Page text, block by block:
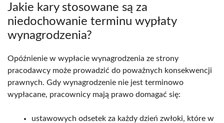
Jakie kary stosowane są za
niedochowanie terminu wypłaty
wynagrodzenia?
Opóźnienie w wypłacie wynagrodzenia ze strony
pracodawcy może prowadzić do poważnych konsekwencji
prawnych. Gdy wynagrodzenie nie jest terminowo
wypłacane, pracownicy mają prawo domagać się:
ustawowych odsetek za każdy dzień zwłoki, które w